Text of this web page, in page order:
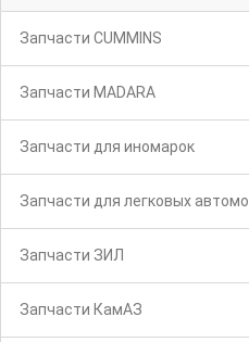
Запчасти CUMMINS
Запчасти MADARA
Запчасти для иномарок
Запчасти для легковых
Запчасти ЗИЛ
Запчасти КамАЗ